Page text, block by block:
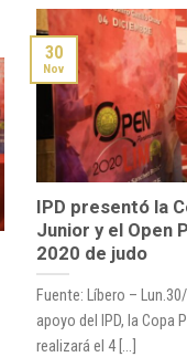
IPD presentó la
Junior y el Open
2020 de judo
Fuente: Líbero –
apoyo del IPD, la Copa
realizará el 4 [...]
30
Nov